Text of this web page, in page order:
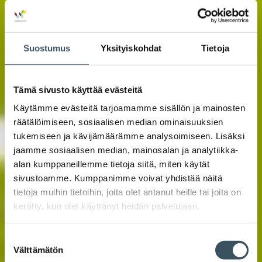
Suostumus Yksityiskohdat Tietoja
Tämä sivusto käyttää evästeitä
Käytämme evästeitä tarjoamamme sisällön ja mainosten
räätälöimiseen, sosiaalisen median ominaisuuksien
tukemiseen ja kävijämäärämme analysoimiseen. Lisäksi
jaamme sosiaalisen median, mainosalan ja analytiikka-
alan kumppaneillemme tietoja siitä, miten käytät
sivustoamme. Kumppanimme voivat yhdistää näitä
tietoja muihin tietoihin, joita olet antanut heille tai joita on
kerätty, kun olet käyttänyt heidän palvelujaan.
valinta
Välttämätön